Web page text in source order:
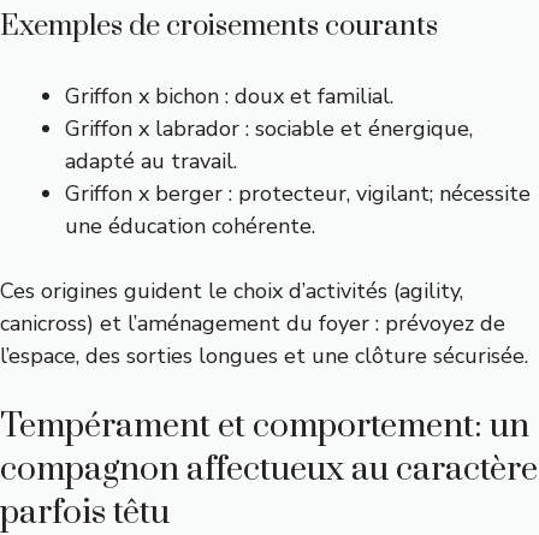
Exemples de croisements courants
Griffon x bichon : doux et familial.
Griffon x labrador : sociable et énergique,
adapté au travail.
Griffon x berger : protecteur, vigilant; nécessite
une éducation cohérente.
Ces origines guident le choix d’activités (agility,
canicross) et l’aménagement du foyer : prévoyez de
l’espace, des sorties longues et une clôture sécurisée.
Tempérament et comportement: un
compagnon affectueux au caractère
parfois têtu